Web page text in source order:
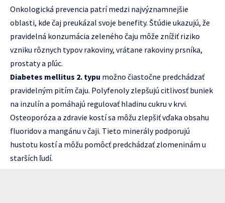
Onkologická prevencia patrí medzi najvýznamnejšie
oblasti, kde čaj preukázal svoje benefity. Štúdie ukazujú, že
pravidelná konzumácia zeleného čaju môže znížiť riziko
vzniku rôznych typov rakoviny, vrátane rakoviny prsníka,
prostaty a pľúc.
Diabetes mellitus 2. typu možno čiastočne predchádzať
pravidelným pitím čaju. Polyfenoly zlepšujú citlivosť buniek
na inzulín a pomáhajú regulovať hladinu cukru v krvi.
Osteoporóza a zdravie kostí sa môžu zlepšiť vďaka obsahu
fluoridov a mangánu v čaji. Tieto minerály podporujú
hustotu kostí a môžu pomôcť predchádzať zlomeninám u
starších ľudí.